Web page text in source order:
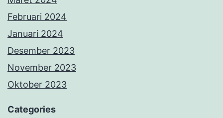
Februari 2024
Januari 2024
Desember 2023
November 2023
Oktober 2023
Categories